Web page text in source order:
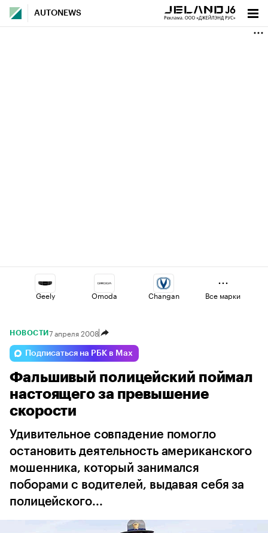
AUTONEWS
Geely Omoda Changan
Esteo Jaecoo
Voyah Haval Lada
Все марки
НОВОСТИ 7 апреля 2008
Подписаться на РБК в Max
Фальшивый полицейский поймал
настоящего за превышение
скорости
Удивительное совпадение помогло
остановить деятельность американского
мошенника, который занимался
поборами с водителей, выдавая себя за
полицейского...